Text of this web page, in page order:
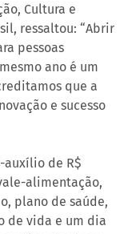
Cultura e
ressaltou: “Abrir
pessoas
ano é um
que a
e sucesso
auxílio de R$
alimentação,
plano de saúde,
de vida e um dia